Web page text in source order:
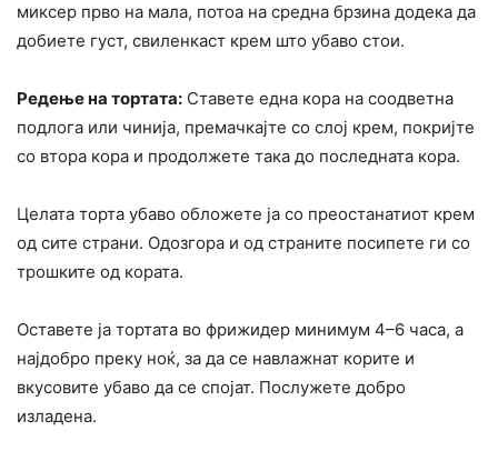
миксер прво на мала, потоа на средна брзина додека да
добиете густ, свиленкаст крем што убаво стои.
Редење на тортата: Ставете една кора на соодветна
подлога или чинија, премачкајте со слој крем, покријте
со втора кора и продолжете така до последната кора.
Целата торта убаво обложете ја со преостанатиот крем
од сите страни. Одозгора и од страните посипете ги со
трошките од кората.
Оставете ја тортата во фрижидер минимум 4–6 часа, а
најдобро преку ноќ, за да се навлажнат корите и
вкусовите убаво да се спојат. Послужете добро
изладена.